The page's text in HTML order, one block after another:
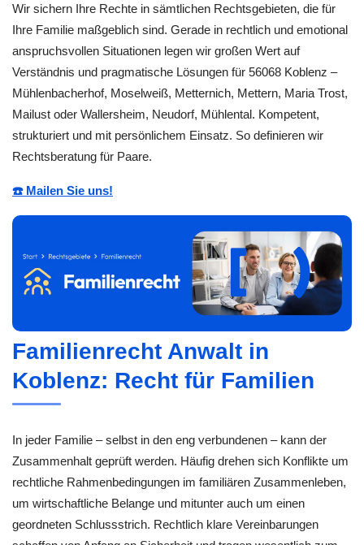
Wir sichern Ihre Rechte in sämtlichen Rechtsgebieten, die für
Ihre Familie maßgeblich sind. Gerade in rechtlich und emotional
anspruchsvollen Situationen legen wir großen Wert auf
Verständnis und pragmatische Lösungen für 56068 Koblenz –
Mühlenbacherhof, Moselweiß, Metternich, Mettern, Maria Trost,
Mailust oder Wallersheim, Neudorf, Mühlental. Kompetent,
strukturiert und mit persönlichem Einsatz. So definieren wir
Rechtsberatung für Paare.
☎️ Mailen Sie uns!
Familienrecht Anwalt in
Koblenz: Recht für Familien
In jeder Familie – selbst in den eng verbundenen – kann der
Zusammenhalt geprüft werden. Häufig drehen sich Konflikte um
rechtliche Rahmenbedingungen im familiären Zusammenleben,
um wirtschaftliche Belange und mitunter auch um einen
geordneten Schlussstrich. Rechtlich klare Vereinbarungen